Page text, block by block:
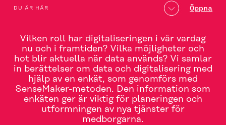
DIGITALISERING
Vilken roll har digitaliseringen i vår vardag
nu och i framtiden? Vilka möjligheter och
hot blir aktuella när data används? Vi samlar
in berättelser om data och digitalisering med
hjälp av en enkät, som genomförs med
SenseMaker-metoden. Den information som
enkäten ger är viktig för planeringen och
utformningen av nya tjänster för
medborgarna.
Innehållsförteckning
DU ÄR HÄR Öppna